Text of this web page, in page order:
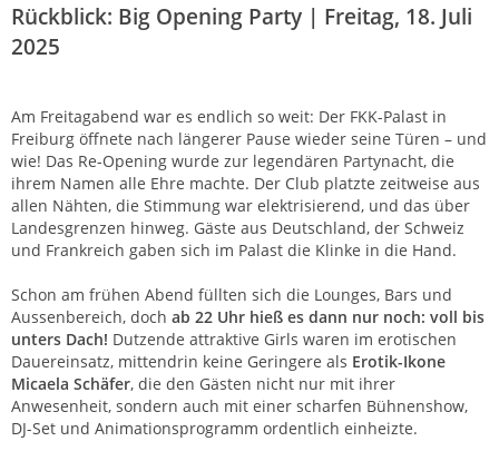
Rückblick: Big Opening Party | Freitag, 18. Juli
2025
Am Freitagabend war es endlich so weit: Der FKK-Palast in
Freiburg öffnete nach längerer Pause wieder seine Türen – und
wie! Das Re-Opening wurde zur legendären Partynacht, die
ihrem Namen alle Ehre machte. Der Club platzte zeitweise aus
allen Nähten, die Stimmung war elektrisierend, und das über
Landesgrenzen hinweg. Gäste aus Deutschland, der Schweiz
und Frankreich gaben sich im Palast die Klinke in die Hand.
Schon am frühen Abend füllten sich die Lounges, Bars und
Aussenbereich, doch ab 22 Uhr hieß es dann nur noch: voll bis
unters Dach! Dutzende attraktive Girls waren im erotischen
Dauereinsatz, mittendrin keine Geringere als Erotik-Ikone
Micaela Schäfer, die den Gästen nicht nur mit ihrer
Anwesenheit, sondern auch mit einer scharfen Bühnenshow,
DJ-Set und Animationsprogramm ordentlich einheizte.